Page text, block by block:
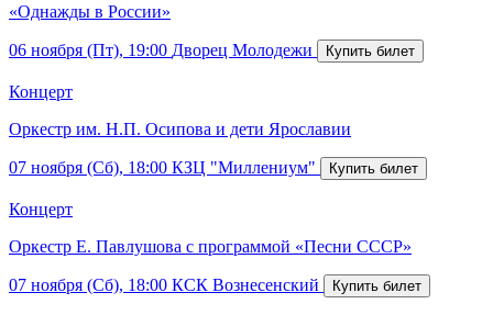
«Однажды в России»
06 ноября (Пт), 19:00 Дворец Молодежи
Концерт
Оркестр им. Н.П. Осипова и дети Ярославии
07 ноября (Сб), 18:00 КЗЦ "Миллениум"
Концерт
Оркестр Е. Павлушова с программой «Песни СССР»
07 ноября (Сб), 18:00 КСК Вознесенский